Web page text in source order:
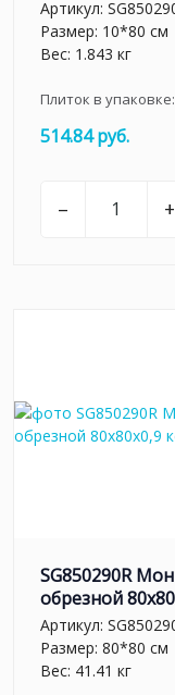
Артикул:
Размер: 10*80 см
Вес: 1.843 кг
Плиток в упаковке:
514.84 руб.
– +
SG850290R
обрезной
Артикул:
Размер: 80*80 см
Вес: 41.41 кг